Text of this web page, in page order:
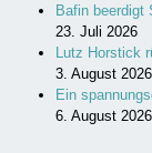
Bafin beerdigt
23. Juli 2026
Lutz Horstick
3. August 2026
Ein
6. August 2026